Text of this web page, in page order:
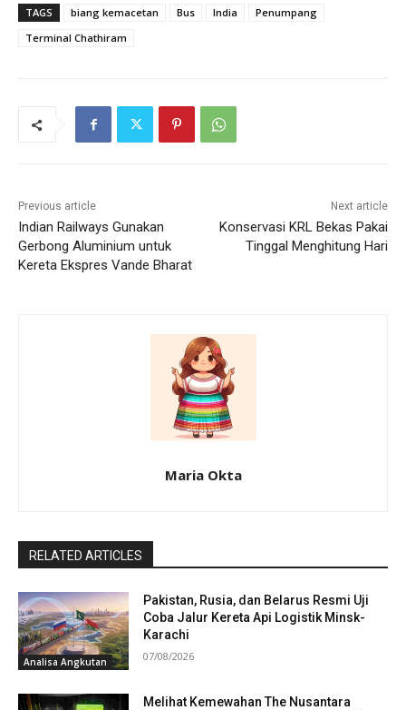
TAGS biang kemacetan Bus India
Penumpang
Terminal Chathiram
Previous article
Indian Railways Gunakan
Gerbong Aluminium untuk
Kereta Ekspres Vande Bharat
Next article
Konservasi KRL Bekas Pakai
Tinggal Menghitung Hari
Maria Okta
RELATED ARTICLES
Analisa Angkutan
Pakistan, Rusia, dan Belarus Resmi Uji
Coba Jalur Kereta Api Logistik Minsk-
Karachi
07/08/2026
Melihat Kemewahan The Nusantara